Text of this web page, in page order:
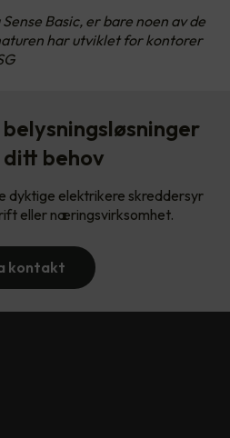
Basic, er bare noen av de
har utviklet for kontorer
behov
dyktige elektrikere skreddersyr
eller næringsvirksomhet.
kontakt